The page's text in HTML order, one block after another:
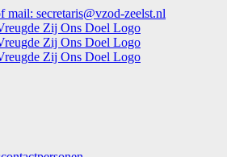
mail: secretaris@vzod-zeelst.nl